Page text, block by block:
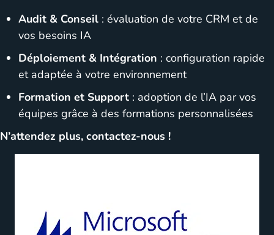
Audit & Conseil : évaluation de votre CRM et de
vos besoins IA
Déploiement & Intégration : configuration rapide
et adaptée à votre environnement
Formation et Support : adoption de l’IA par vos
équipes grâce à des formations personnalisées
N’attendez plus, contactez-nous !